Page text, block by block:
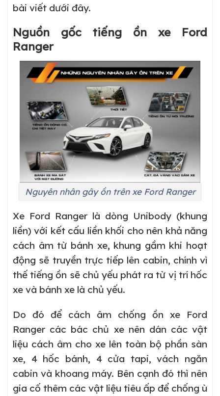
bài viết dưới đây.
Nguồn gốc tiếng ồn xe Ford
Ranger
Nguyên nhân gây ồn trên xe Ford Ranger
Xe Ford Ranger là dòng Unibody (khung
liền) với kết cấu liền khối cho nên khả năng
cách âm từ bánh xe, khung gầm khi hoạt
động sẽ truyền trực tiếp lên cabin, chính vì
thế tiếng ồn sẽ chủ yếu phát ra từ vị trí hốc
xe và bánh xe là chủ yếu.
Do đó để cách âm chống ồn xe Ford
Ranger các bác chủ xe nên dán các vật
liệu cách âm cho xe lên toàn bộ phần sàn
xe, 4 hốc bánh, 4 cửa tapi, vách ngăn
cabin và khoang máy. Bên cạnh đó thì nên
gia cố thêm các vật liệu tiêu ấp để chống ù